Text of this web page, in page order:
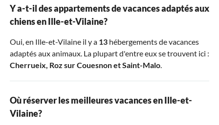
Y a-t-il des appartements de vacances adaptés aux
chiens en Ille-et-Vilaine?
Oui, en Ille-et-Vilaine il y a 13 hébergements de vacances
adaptés aux animaux. La plupart d'entre eux se trouvent ici :
Cherrueix, Roz sur CouesnonetSaint-Malo.
Où réserver les meilleures vacances en Ille-et-
Vilaine?